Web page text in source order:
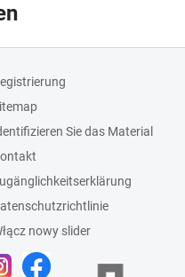
Sie das Material
nowy slider